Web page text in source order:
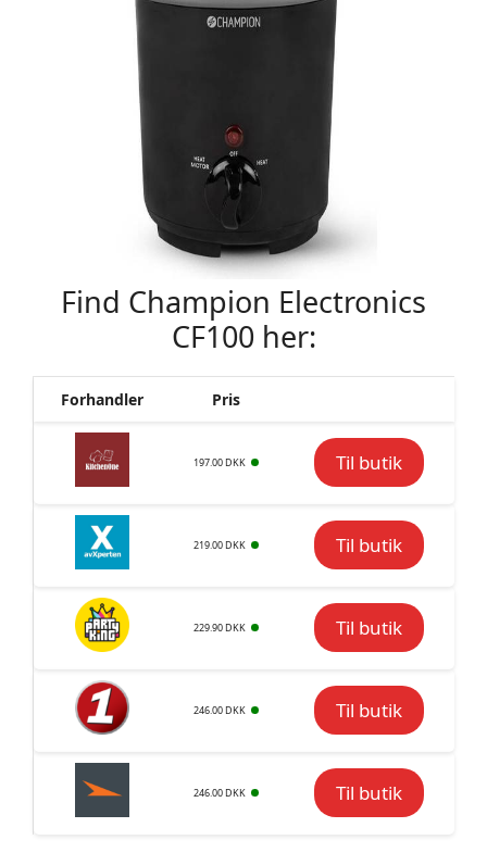
Find Champion Electronics
CF100 her:
Forhandler Pris
197.00 DKK Til butik
219.00 DKK Til butik
229.90 DKK Til butik
246.00 DKK Til butik
246.00 DKK Til butik